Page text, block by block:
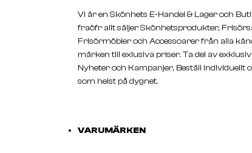
Vi är en Skönhets E-Handel & Lager och
fraöfr allt säljer Skönhetsprodukter,
Frisörmöbler och Accessoarer från alla
märken till exlusiva priser. Ta del av
Nyheter och Kampanjer, Beställ individuellt
som helst på dygnet.
VARUMÄRKEN